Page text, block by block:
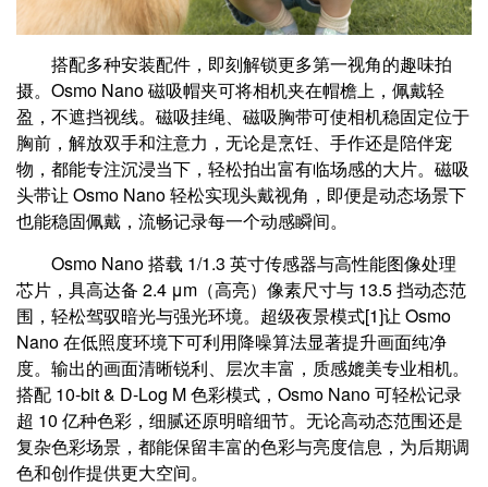
搭配多种安装配件，即刻解锁更多第一视角的趣味拍
摄。Osmo Nano 磁吸帽夹可将相机夹在帽檐上，佩戴轻
盈，不遮挡视线。磁吸挂绳、磁吸胸带可使相机稳固定位于
胸前，解放双手和注意力，无论是烹饪、手作还是陪伴宠
物，都能专注沉浸当下，轻松拍出富有临场感的大片。磁吸
头带让 Osmo Nano 轻松实现头戴视角，即便是动态场景下
也能稳固佩戴，流畅记录每一个动感瞬间。
Osmo Nano 搭载 1/1.3 英寸传感器与高性能图像处理
芯片，具高达备 2.4 μm（高亮）像素尺寸与 13.5 挡动态范
围，轻松驾驭暗光与强光环境。超级夜景模式[1]让 Osmo
Nano 在低照度环境下可利用降噪算法显著提升画面纯净
度。输出的画面清晰锐利、层次丰富，质感媲美专业相机。
搭配 10-bit & D-Log M 色彩模式，Osmo Nano 可轻松记录
超 10 亿种色彩，细腻还原明暗细节。无论高动态范围还是
复杂色彩场景，都能保留丰富的色彩与亮度信息，为后期调
色和创作提供更大空间。